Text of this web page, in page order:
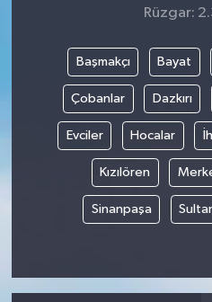
Rüzgar:
Başmakçı Bayat
Çobanlar Dazkırı
Evciler Hocalar
Kızılören
Sinanpaşa